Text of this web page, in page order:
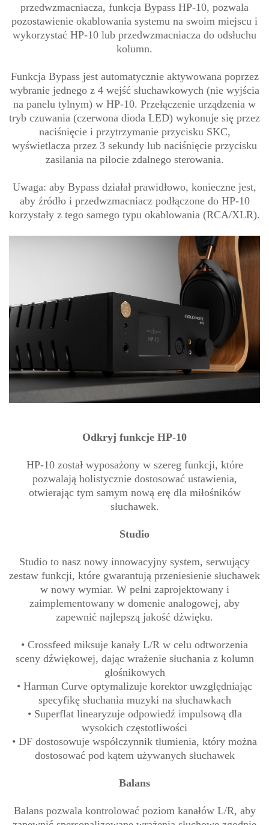
przedwzmacniacza, funkcja Bypass HP-10, pozwala
pozostawienie okablowania systemu na swoim miejscu i
wykorzystać HP-10 lub przedwzmacniacza do odsłuchu
kolumn.
Funkcja Bypass jest automatycznie aktywowana poprzez
wybranie jednego z 4 wejść słuchawkowych (nie wyjścia
na panelu tylnym) w HP-10. Przełączenie urządzenia w
tryb czuwania (czerwona dioda LED) wykonuje się przez
naciśnięcie i przytrzymanie przycisku SKC,
wyświetlacza przez 3 sekundy lub naciśnięcie przycisku
zasilania na pilocie zdalnego sterowania.
Uwaga: aby Bypass działał prawidłowo, konieczne jest,
aby źródło i przedwzmacniacz podłączone do HP-10
korzystały z tego samego typu okablowania (RCA/XLR).
Odkryj funkcje HP-10
HP-10 został wyposażony w szereg funkcji, które
pozwalają holistycznie dostosować ustawienia,
otwierając tym samym nową erę dla miłośników
słuchawek.
Studio
Studio to nasz nowy innowacyjny system, serwujący
zestaw funkcji, które gwarantują przeniesienie słuchawek
w nowy wymiar. W pełni zaprojektowany i
zaimplementowany w domenie analogowej, aby
zapewnić najlepszą jakość dźwięku.
• Crossfeed miksuje kanały L/R w celu odtworzenia
sceny dźwiękowej, dając wrażenie słuchania z kolumn
głośnikowych
• Harman Curve optymalizuje korektor uwzględniając
specyfikę słuchania muzyki na słuchawkach
• Superflat linearyzuje odpowiedź impulsową dla
wysokich częstotliwości
• DF dostosowuje współczynnik tłumienia, który można
dostosować pod kątem używanych słuchawek
Balans
Balans pozwala kontrolować poziom kanałów L/R, aby